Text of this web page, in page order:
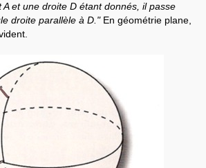
A et une droite D étant donnés, il passe
droite parallèle à D."En géométrie plane,